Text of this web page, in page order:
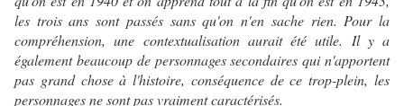
les trois ans sont passés sans qu'on n'en sache rien. Pour la
compréhension, une contextualisation aurait été utile. Il y a
également beaucoup de personnages secondaires qui n'apportent
pas grand chose à l'histoire, conséquence de ce trop-plein, les
personnages ne sont pas vraiment caractérisés.